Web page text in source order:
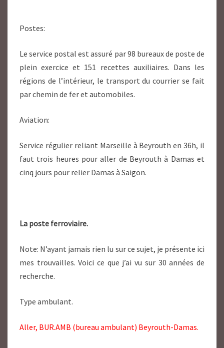
Postes:
Le service postal est assuré par 98 bureaux de poste de
plein exercice et 151 recettes auxiliaires. Dans les
régions de l’intérieur, le transport du courrier se fait
par chemin de fer et automobiles.
Aviation:
Service régulier reliant Marseille à Beyrouth en 36h, il
faut trois heures pour aller de Beyrouth à Damas et
cinq jours pour relier Damas à Saigon.
La poste ferroviaire.
Note: N’ayant jamais rien lu sur ce sujet, je présente ici
mes trouvailles. Voici ce que j’ai vu sur 30 années de
recherche.
Type ambulant.
Aller, BUR.AMB (bureau ambulant) Beyrouth-Damas.